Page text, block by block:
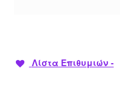
Λίστα Επιθυμιών -